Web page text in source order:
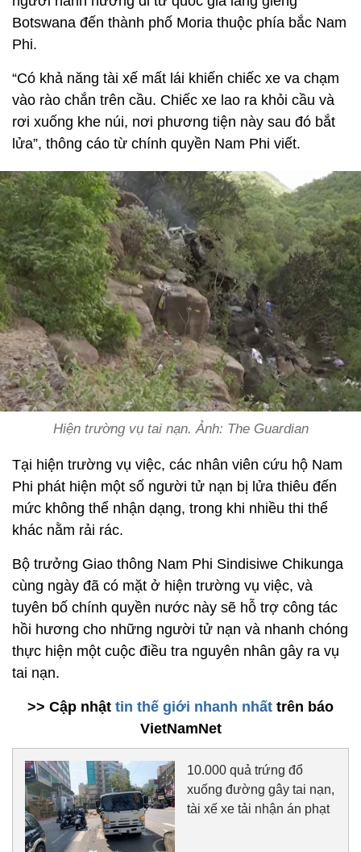
Botswana đến thành phố Moria thuộc phía bắc Nam
Phi.
“Có khả năng tài xế mất lái khiến chiếc xe va chạm
vào rào chắn trên cầu. Chiếc xe lao ra khỏi cầu và
rơi xuống khe núi, nơi phương tiện này sau đó bắt
lửa”, thông cáo từ chính quyền Nam Phi viết.
Hiện trường vụ tai nạn. Ảnh: The Guardian
Tại hiện trường vụ việc, các nhân viên cứu hộ Nam
Phi phát hiện một số người tử nạn bị lửa thiêu đến
mức không thể nhận dạng, trong khi nhiều thi thể
khác nằm rải rác.
Bộ trưởng Giao thông Nam Phi Sindisiwe Chikunga
cùng ngày đã có mặt ở hiện trường vụ việc, và
tuyên bố chính quyền nước này sẽ hỗ trợ công tác
hồi hương cho những người tử nạn và nhanh chóng
thực hiện một cuộc điều tra nguyên nhân gây ra vụ
tai nạn.
>> Cập nhật tin thế giới nhanh nhất trên báo
VietNamNet
10.000 quả trứng đổ
xuống đường gây tai nạn,
tài xế xe tải nhận án phạt